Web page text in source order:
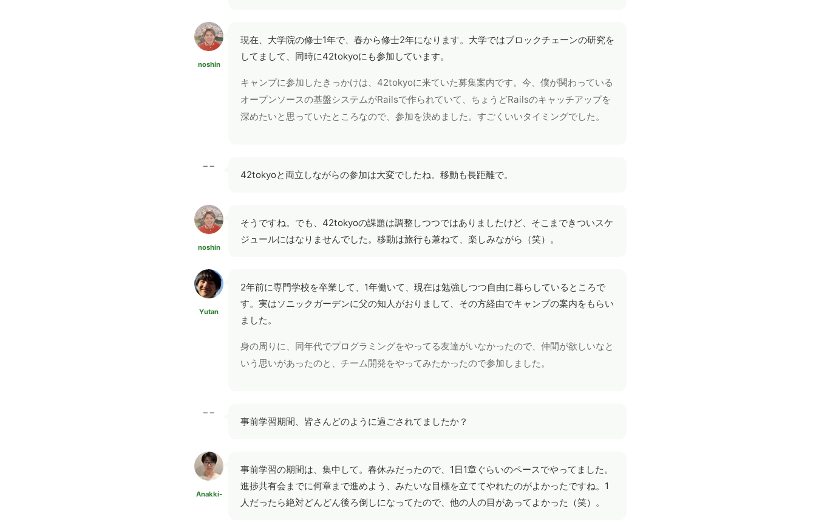
noshin
現在、大学院の修士1年で、春から修士2年になります。大学ではブロックチェーンの研究を
してまして、同時に42tokyoにも参加しています。
キャンプに参加したきっかけは、42tokyoに来ていた募集案内です。今、僕が関わっている
オープンソースの基盤システムがRailsで作られていて、ちょうどRailsのキャッチアップを
深めたいと思っていたところなので、参加を決めました。すごくいいタイミングでした。
−−
42tokyoと両立しながらの参加は大変でしたね。移動も長距離で。
noshin
そうですね。でも、42tokyoの課題は調整しつつではありましたけど、そこまできついスケ
ジュールにはなりませんでした。移動は旅行も兼ねて、楽しみながら（笑）。
Yutan
2年前に専門学校を卒業して、1年働いて、現在は勉強しつつ自由に暮らしているところで
す。実はソニックガーデンに父の知人がおりまして、その方経由でキャンプの案内をもらい
ました。
身の周りに、同年代でプログラミングをやってる友達がいなかったので、仲間が欲しいなと
いう思いがあったのと、チーム開発をやってみたかったので参加しました。
−−
事前学習期間、皆さんどのように過ごされてましたか？
Anakki-
事前学習の期間は、集中して。春休みだったので、1日1章ぐらいのペースでやってました。
進捗共有会までに何章まで進めよう、みたいな目標を立ててやれたのがよかったですね。1
人だったら絶対どんどん後ろ倒しになってたので、他の人の目があってよかった（笑）。